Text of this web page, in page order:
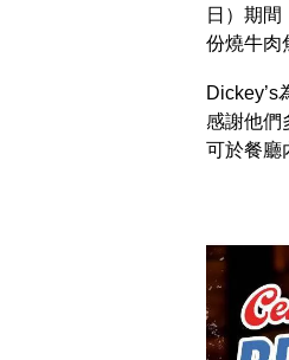
日）期
份燒牛肉
Dickey’s
感謝他們
可於餐廳